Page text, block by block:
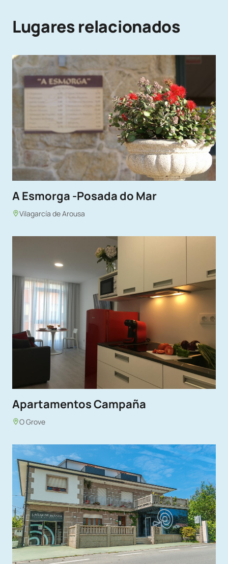
Lugares relacionados
A Esmorga -Posada do Mar
Vilagarcía de Arousa
Apartamentos Campaña
O Grove